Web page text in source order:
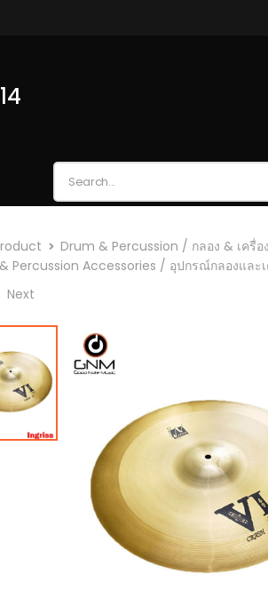
Drum & Percussion / กลอง & เครื่อ
Percussion Accessories / อุปกรณ์กลองและ
Next